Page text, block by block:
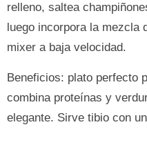
relleno, saltea
luego incorpora la mezcla
mixer a baja velocidad.
Beneficios: plato perfecto
combina proteínas y
elegante. Sirve tibio con